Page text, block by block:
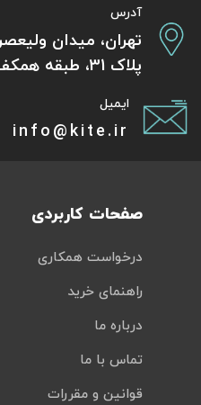
آدرس
تهران، میدان
پلاک 31، طبقه همکف
ایمیل
info@kite.ir
صفحات کاربردی
درخواست همکاری
راهنمای خرید
درباره ما
تماس با ما
قوانین و مقررات